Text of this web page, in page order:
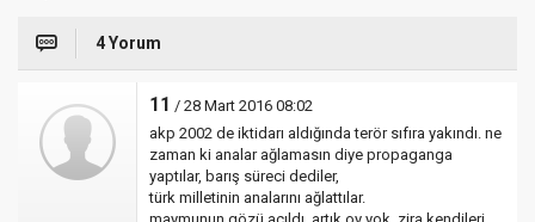
4 Yorum
11 / 28 Mart 2016 08:02
akp 2002 de iktidarı aldığında terör sıfıra yakındı. ne
zaman ki analar ağlamasın diye propaganga
yaptılar, barış süreci dediler,
türk milletinin analarını ağlattılar.